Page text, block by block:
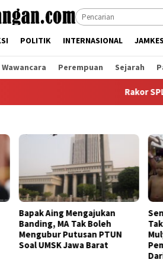
POLITIK INTERNASIONAL
Wawancara Perempuan Sejarah
Rakor SPLP
Boleh
PTUN
Sengketa UMSK Jabar
Tak Berkesudahan, Dedi
Mulyadi Terancam
Pemberhentian